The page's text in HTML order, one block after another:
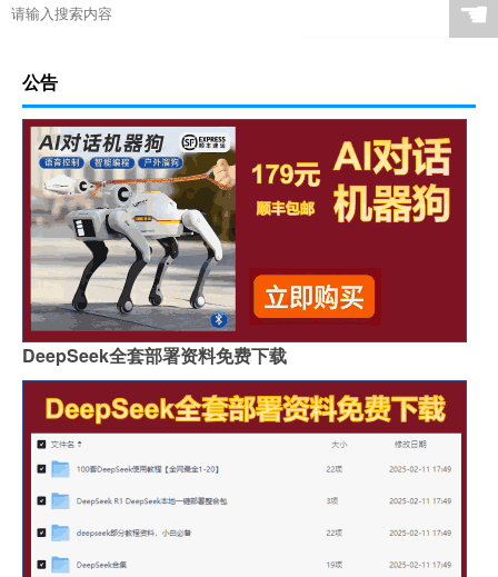
☚
公告
DeepSeek全套部署资料免费下载